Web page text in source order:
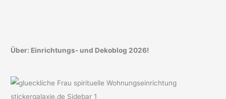
Über: Einrichtungs- und Dekoblog 2026!